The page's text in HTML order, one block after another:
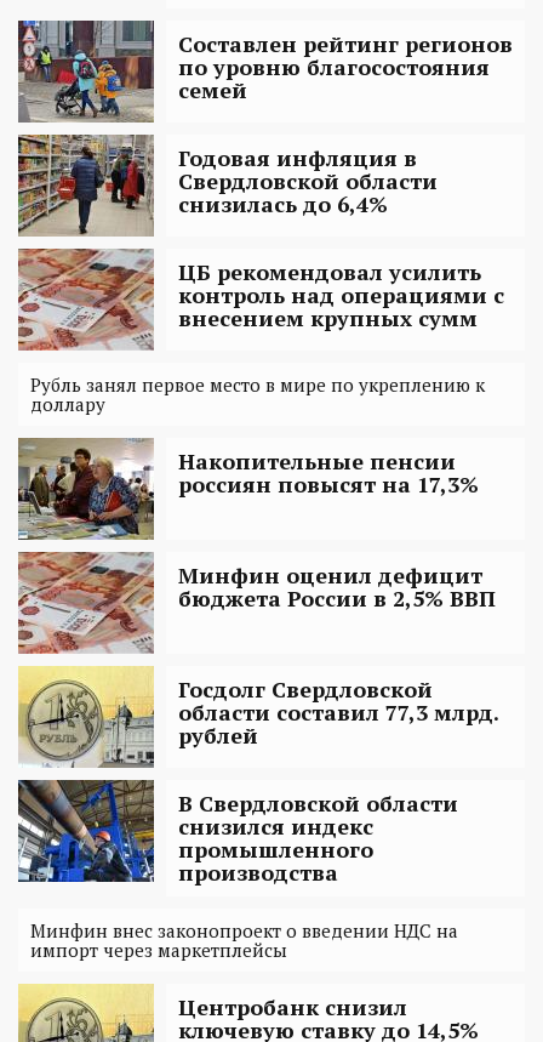
Составлен рейтинг регионов
по уровню благосостояния
семей
Годовая инфляция в
Свердловской области
снизилась до 6,4%
ЦБ рекомендовал усилить
контроль над операциями с
внесением крупных сумм
Рубль занял первое место в мире по укреплению к
доллару
Накопительные пенсии
россиян повысят на 17,3%
Минфин оценил дефицит
бюджета России в 2,5% ВВП
Госдолг Свердловской
области составил 77,3 млрд.
рублей
В Свердловской области
снизился индекс
промышленного
производства
Минфин внес законопроект о введении НДС на
импорт через маркетплейсы
Центробанк снизил
ключевую ставку до 14,5%